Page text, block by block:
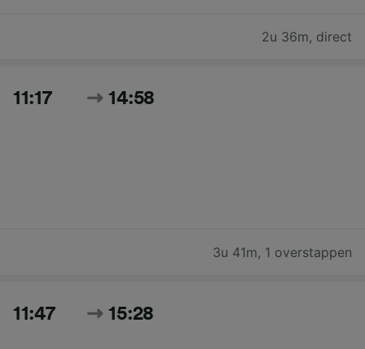
2u 36m, direct
11:17 14:58
3u 41m, 1 overstappen
11:47 15:28